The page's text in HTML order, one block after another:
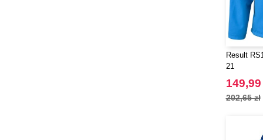
Result
21
149,99
202,65 zł